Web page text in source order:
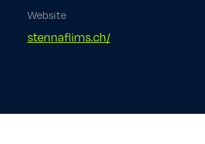
Website
stennaflims.ch/